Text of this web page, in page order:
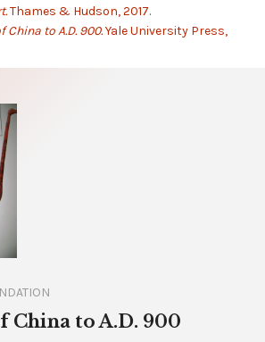
Thames & Hudson, 2017.
China to A.D. 900.Yale University Press,
China to A.D. 900